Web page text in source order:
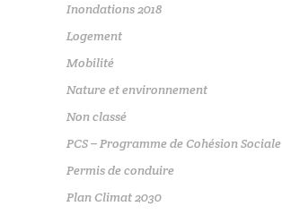
Inondations 2018
Logement
Mobilité
Nature et environnement
Non classé
PCS – Programme de Cohésion Sociale
Permis de conduire
Plan Climat 2030